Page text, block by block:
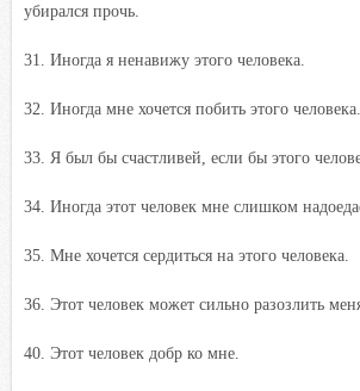
убирался прочь.
31. Иногда я ненавижу этого человека.
32. Иногда мне хочется побить этого человека.
33. Я был бы счастливей, если бы этого
34. Иногда этот человек мне слишком
35. Мне хочется сердиться на этого человека.
36. Этот человек может сильно разозлить
40. Этот человек добр ко мне.